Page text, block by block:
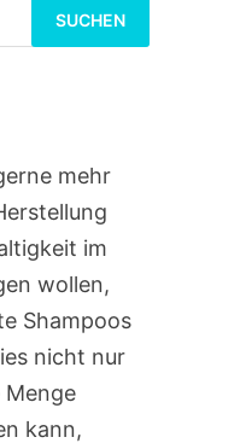
mehr
im
wollen,
Shampoos
nicht nur
Menge
kann,